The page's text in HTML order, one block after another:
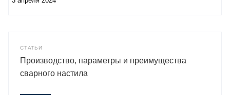
СТАТЬИ
Производство, параметры и преимущества
сварного настила